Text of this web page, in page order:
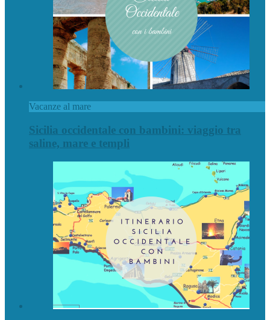
Vacanze al mare
Sicilia occidentale con bambini: viaggio tra
saline, mare e templi